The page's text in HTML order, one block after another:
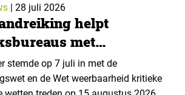
| 28 juli 2026
helpt
met
stemde op 7 juli in met de
en de Wet weerbaarheid kritieke